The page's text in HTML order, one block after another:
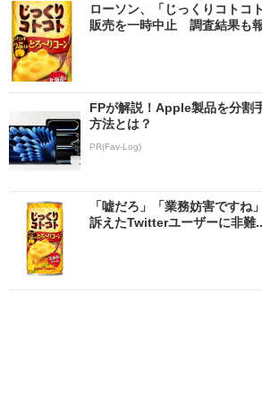
ローソン、「じっくりコトコ
販売を一時中止 調査結果も
FPが解説！Apple製品を分割
方法とは？
PR(Fav-Log)
「嘘だろ」「業務妨害ですね
訴えたTwitterユーザーに非難